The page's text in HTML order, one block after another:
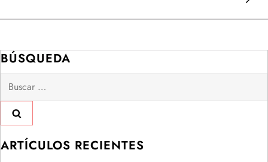
g
a
c
i
ó
BÚSQUEDA
Buscar:
ARTÍCULOS RECIENTES